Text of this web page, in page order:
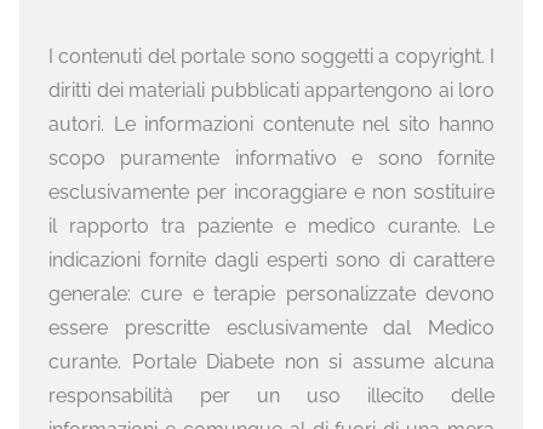
I contenuti del portale sono soggetti a copyright. I
diritti dei materiali pubblicati appartengono ai loro
autori. Le informazioni contenute nel sito hanno
scopo puramente informativo e sono fornite
esclusivamente per incoraggiare e non sostituire
il rapporto tra paziente e medico curante. Le
indicazioni fornite dagli esperti sono di carattere
generale: cure e terapie personalizzate devono
essere prescritte esclusivamente dal Medico
curante. Portale Diabete non si assume alcuna
responsabilità per un uso illecito delle